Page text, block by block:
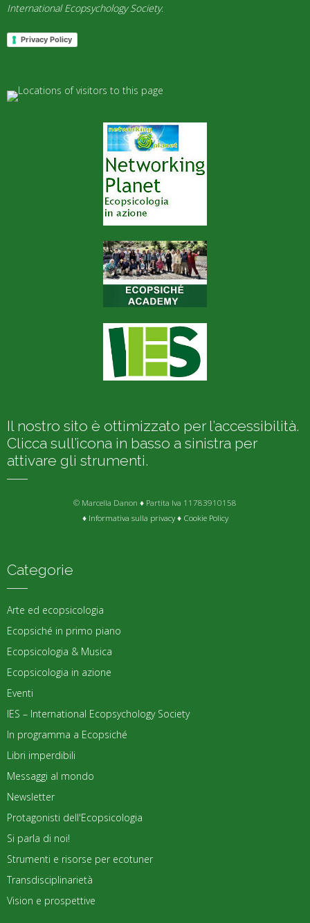
International Ecopsychology Society.
Privacy Policy
Il nostro sito è ottimizzato per l’accessibilità.
Clicca sull’icona in basso a sinistra per
attivare gli strumenti.
© Marcella Danon ♦ Partita Iva 11783910158
♦ Informativa sulla privacy♦ Cookie Policy
Categorie
Arte ed ecopsicologia
Ecopsiché in primo piano
Ecopsicologia & Musica
Ecopsicologia in azione
Eventi
IES – International Ecopsychology Society
In programma a Ecopsiché
Libri imperdibili
Messaggi al mondo
Newsletter
Protagonisti dell'Ecopsicologia
Si parla di noi!
Strumenti e risorse per ecotuner
Transdisciplinarietà
Vision e prospettive